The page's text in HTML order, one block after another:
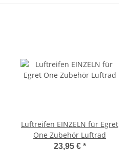
Luftreifen EINZELN für Egret
One Zubehör Luftrad
23,95 € *